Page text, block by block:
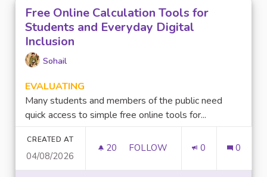
Free Online Calculation Tools for
Students and Everyday Digital
Inclusion
Sohail
EVALUATING
Many students and members of the public need
quick access to simple free online tools for...
CREATED AT
04/08/2026
20 20 FOLLOWERS
FOLLOW 0 0